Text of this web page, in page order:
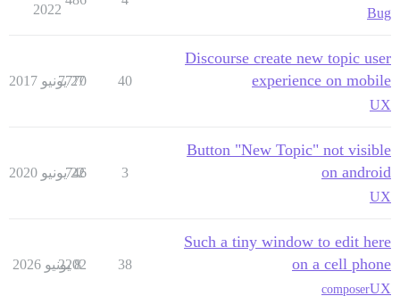
Bug
2022
Discourse create new topic user
experience on mobile
UX
40
7770
27 يونيو 2017
Button "New Topic" not visible
on android
UX
3
746
22 يونيو 2020
Such a tiny window to edit here
on a cell phone
UX
composer
38
2202
8 يونيو 2026